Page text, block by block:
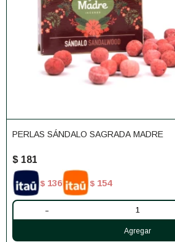
PERLAS SÁNDALO SAGRADA MADRE
$ 181
$ 136 $ 154
-